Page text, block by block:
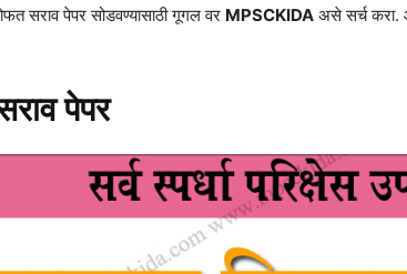
सराव पेपर सोडवण्यासाठी गूगल वर MPSCKIDA असे सर्च करा.
पेपर